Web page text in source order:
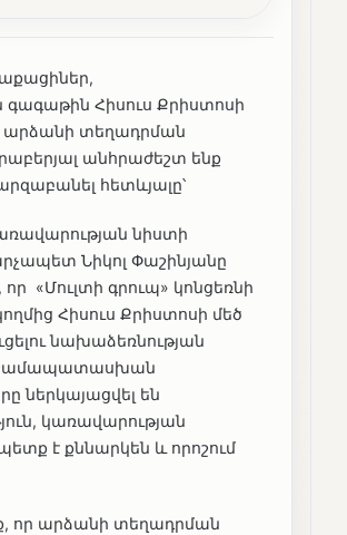
Հիսուս Քրիստոսի
արձանի տեղադրման
անհրաժեշտ ենք
հետևյալը՝
նիստի
Նիկոլ Փաշինյանը
«Մուլտի գրուպ» կոնցեռնի
Հիսուս Քրիստոսի մեծ
նախաձեռնության
համապատասխան
ներկայացվել են
կառավարության
է քննարկեն և որոշում
որ արձանի տեղադրման